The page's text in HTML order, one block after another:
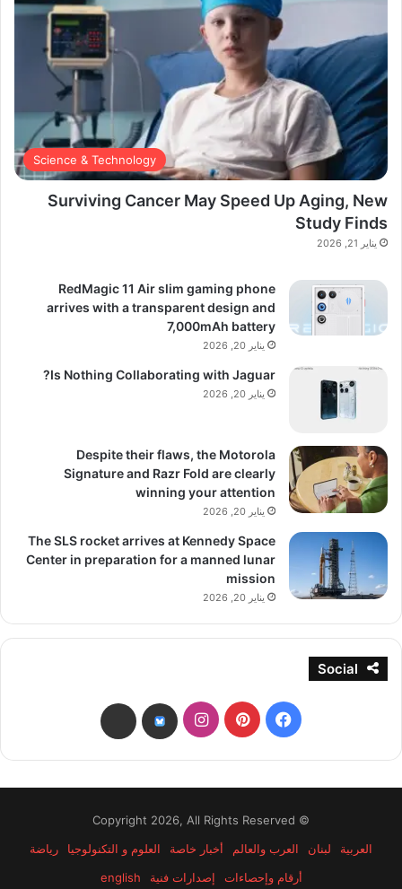
Science & Technology
Surviving Cancer May Speed Up Aging, New
Study Finds
يناير 21, 2026
RedMagic 11 Air slim gaming phone
arrives with a transparent design and
7,000mAh battery
يناير 20, 2026
Is Nothing Collaborating with Jaguar?
يناير 20, 2026
Despite their flaws, the Motorola
Signature and Razr Fold are clearly
winning your attention
يناير 20, 2026
The SLS rocket arrives at Kennedy Space
Center in preparation for a manned lunar
mission
يناير 20, 2026
Social
فيسبوكبينتيريستانستقرامbsky
threads
© Copyright 2026, All Rights Reserved
العربية
لبنان العرب والعالم أخبار خاصة العلوم و التكنولوجيا
رياضة
أرقام وإحصاءات
إصدارات فنية english